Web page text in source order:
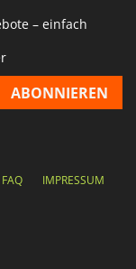
– einfach
FAQ IMPRESSUM